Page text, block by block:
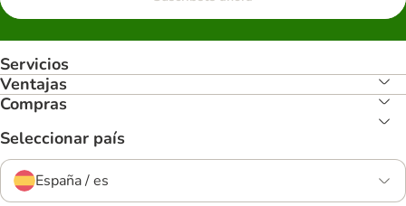
Servicios
Ventajas
Compras
Seleccionar país
España / es